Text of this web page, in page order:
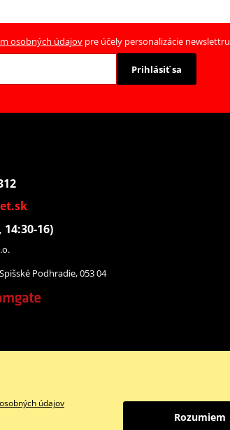
osobných údajov pre účely personalizácie newslettru
Prihlásiť sa
14:30-16)
Podhradie, 053 04
údajov
Rozumiem